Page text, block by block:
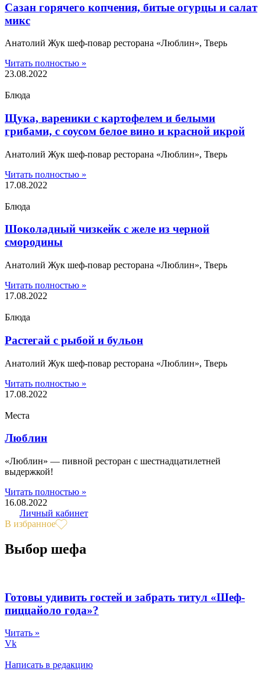
Сазан горячего копчения, битые огурцы и салат
микс
Анатолий Жук шеф-повар ресторана «Люблин», Тверь
Читать полностью »
23.08.2022
Блюда
Щука, вареники с картофелем и белыми
грибами, с соусом белое вино и красной икрой
Анатолий Жук шеф-повар ресторана «Люблин», Тверь
Читать полностью »
17.08.2022
Блюда
Шоколадный чизкейк с желе из черной
смородины
Анатолий Жук шеф-повар ресторана «Люблин», Тверь
Читать полностью »
17.08.2022
Блюда
Растегай с рыбой и бульон
Анатолий Жук шеф-повар ресторана «Люблин», Тверь
Читать полностью »
17.08.2022
Места
Люблин
«Люблин» — пивной ресторан с шестнадцатилетней
выдержкой!
Читать полностью »
16.08.2022
Личный кабинет
В избранное
Выбор шефа
Готовы удивить гостей и забрать титул «Шеф-
пиццайоло года»?
Читать »
Vk
Написать в редакцию